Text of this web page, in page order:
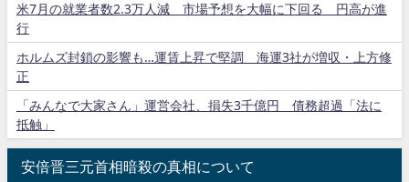
米7月の就業者数2.3万人減 市場予想を大幅に下回る 円高が進
行
ホルムズ封鎖の影響も…運賃上昇で堅調 海運3社が増収・上方修
正
「みんなで大家さん」運営会社、損失3千億円 債務超過「法に
抵触」
安倍晋三元首相暗殺の真相について